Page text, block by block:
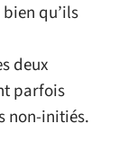
qu’ils
deux
parfois
non-initiés.